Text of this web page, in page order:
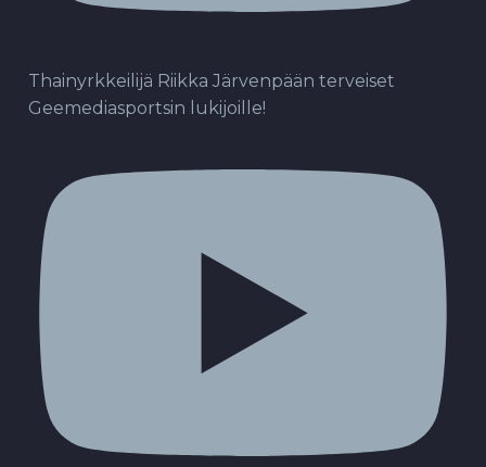
Thainyrkkeilijä Riikka Järvenpään terveiset
Geemediasportsin lukijoille!